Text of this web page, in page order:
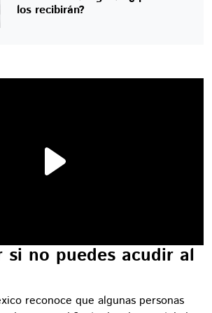
los recibirán?
si no puedes acudir al
reconoce que algunas personas